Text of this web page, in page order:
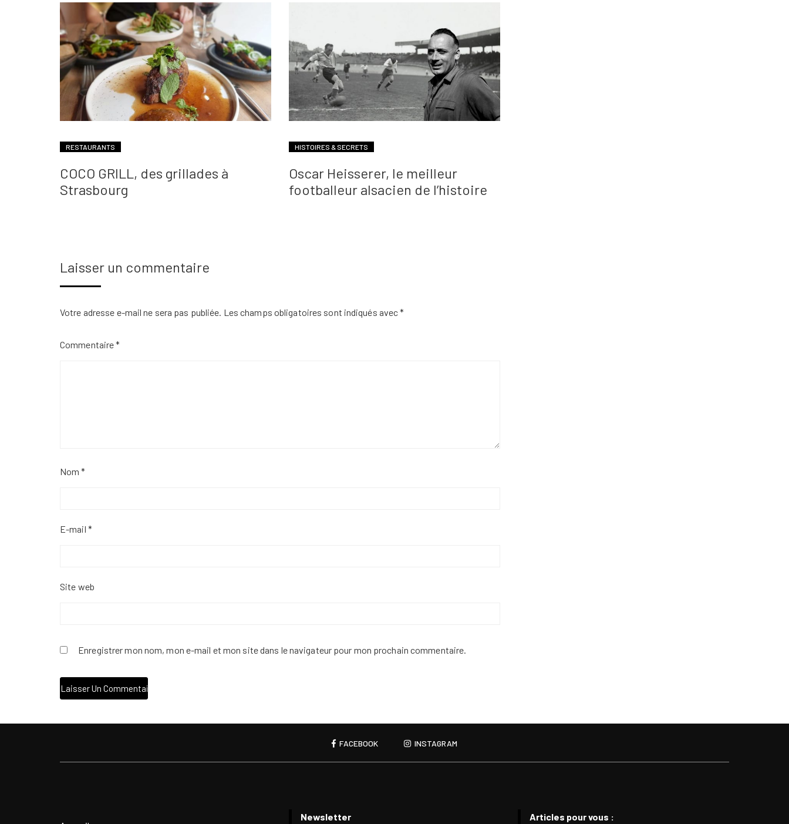
RESTAURANTS
COCO GRILL, des grillades à
Strasbourg
HISTOIRES & SECRETS
Oscar Heisserer, le meilleur
footballeur alsacien de l’histoire
Laisser un commentaire
Votre adresse e-mail ne sera pas publiée. Les champs obligatoires sont indiqués avec*
Commentaire*
Nom*
E-mail *
Site web
Enregistrer mon nom, mon e-mail et mon site dans le navigateur pour mon prochain commentaire.
FACEBOOK INSTAGRAM
Newsletter Articles pour vous :